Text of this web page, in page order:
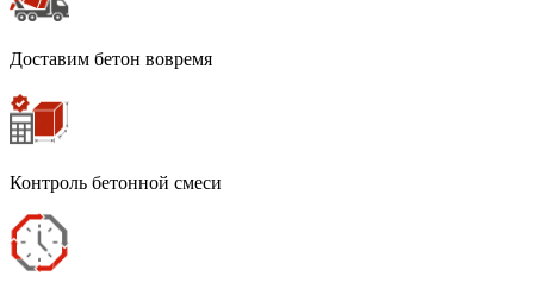
Доставим бетон вовремя
Контроль бетонной смеси